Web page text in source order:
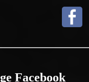
Facebook